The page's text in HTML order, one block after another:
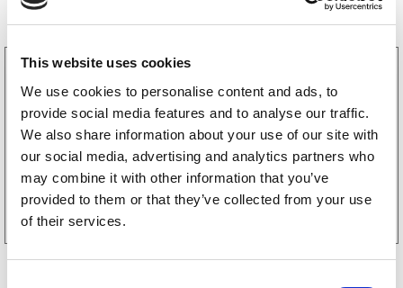
This website uses cookies
We use cookies to personalise content and ads, to
provide social media features and to analyse our traffic.
We also share information about your use of our site with
our social media, advertising and analytics partners who
may combine it with other information that you’ve
provided to them or that they’ve collected from your use
of their services.
3160052
LGF skilt Selvklebende
256kr(205kr eks. mva)
Kjøp på nett